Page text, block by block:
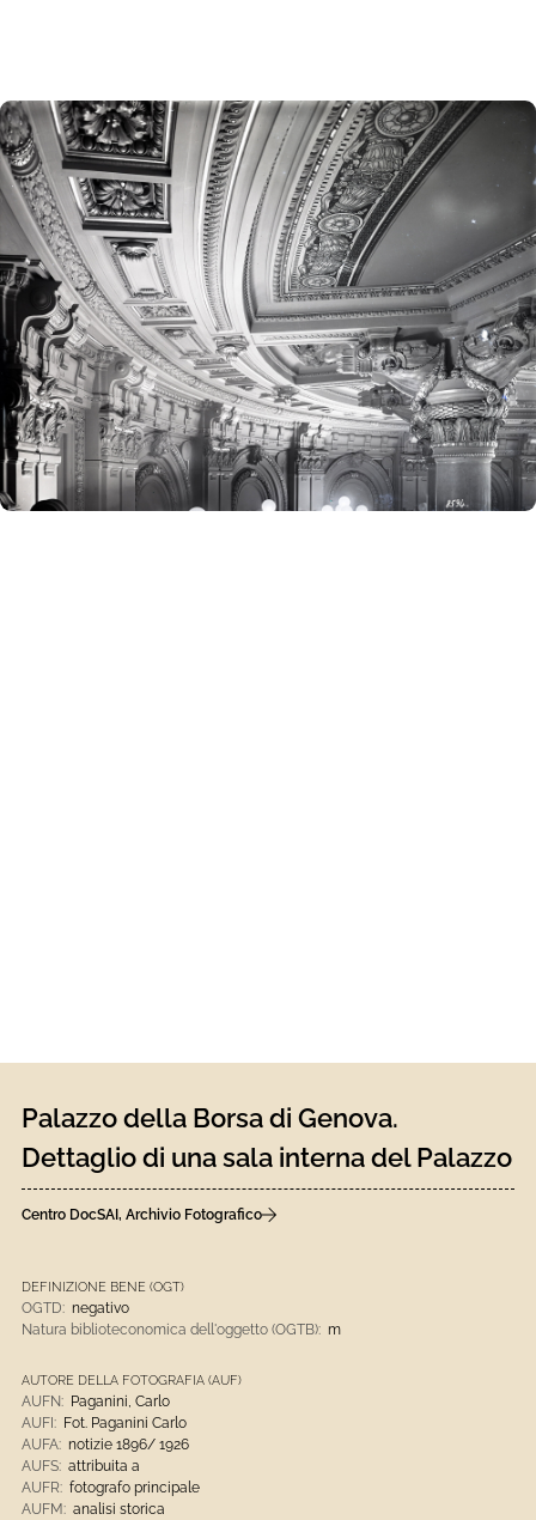
Palazzo della Borsa di Genova.
Dettaglio di una sala interna del Palazzo
Centro DocSAI, Archivio Fotografico
DEFINIZIONE BENE (OGT)
OGTD: negativo
Natura biblioteconomica dell'oggetto (OGTB): m
AUTORE DELLA FOTOGRAFIA (AUF)
AUFN: Paganini, Carlo
AUFI: Fot. Paganini Carlo
AUFA: notizie 1896/ 1926
AUFS: attribuita a
AUFR: fotografo principale
AUFM: analisi storica